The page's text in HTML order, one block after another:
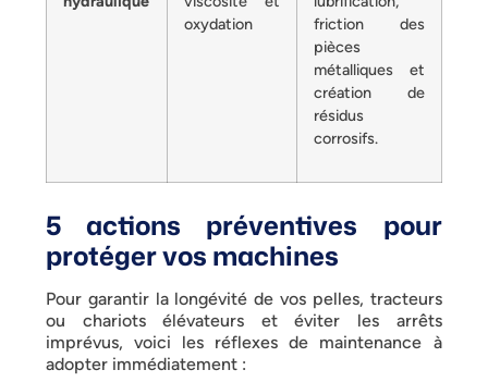
oxydation
friction des
pièces
métalliques et
création de
résidus
corrosifs.
5 actions préventives pour
protéger vos machines
Pour garantir la longévité de vos pelles, tracteurs
ou chariots élévateurs et éviter les arrêts
imprévus, voici les réflexes de maintenance à
adopter immédiatement :